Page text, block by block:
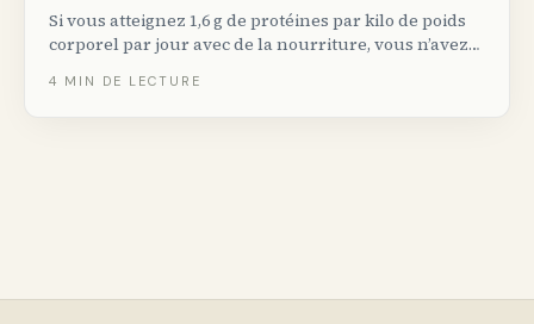
Si vous atteignez 1,6 g de protéines par kilo de poids
corporel par jour avec de la nourriture, vous n’avez
options vendues au Canada.
4 MIN DE LECTURE